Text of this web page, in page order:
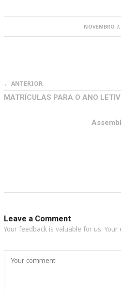
NOVEMBRO
← ANTERIOR
MATRÍCULAS PARA O ANO
Leave a Comment
Your feedback is valuable for us.
Your comment